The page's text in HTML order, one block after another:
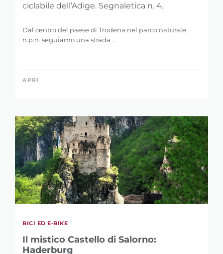
RAFFINA LA
RICERCA
ciclabile dell’Adige. Segnaletica n. 4.
Dal centro del paese di Trodena nel parco naturale
n.p.n. seguiamo una strada ...
APRI
BICI ED E-BIKE
Il mistico Castello di Salorno:
Haderburg